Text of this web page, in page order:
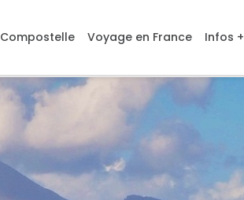
Compostelle Voyage en France Infos +